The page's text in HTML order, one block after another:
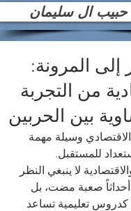
حبيب ال سليمان
إلى المرونة:
من التجربة
بين الحربين
الاقتصادي وسيلة مهمة
للمستقبل.
لا ينبغي النظر
أحداثاً صعبة مضت، بل
كدروس تعليمية تساعد